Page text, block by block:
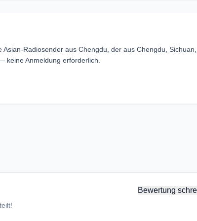
Radiosender aus Chengdu, der aus Chengdu, Sichuan,
keine Anmeldung erforderlich.
Bewertung